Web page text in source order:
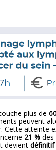
plus de
peuvent
Cette atteinte
21 % des
devient définitif